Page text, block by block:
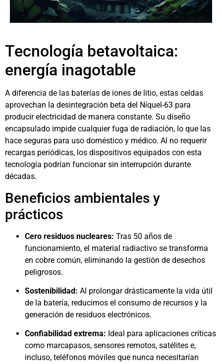
Tecnología betavoltaica:
energía inagotable
A diferencia de las baterías de iones de litio, estas celdas
aprovechan la desintegración beta del Níquel-63 para
producir electricidad de manera constante. Su diseño
encapsulado impide cualquier fuga de radiación, lo que las
hace seguras para uso doméstico y médico. Al no requerir
recargas periódicas, los dispositivos equipados con esta
tecnología podrían funcionar sin interrupción durante
décadas.
Beneficios ambientales y
prácticos
Cero residuos nucleares: Tras 50 años de
funcionamiento, el material radiactivo se transforma
en cobre común, eliminando la gestión de desechos
peligrosos.
Sostenibilidad: Al prolongar drásticamente la vida útil
de la batería, reducimos el consumo de recursos y la
generación de residuos electrónicos.
Confiabilidad extrema: Ideal para aplicaciones críticas
como marcapasos, sensores remotos, satélites e,
incluso, teléfonos móviles que nunca necesitarían